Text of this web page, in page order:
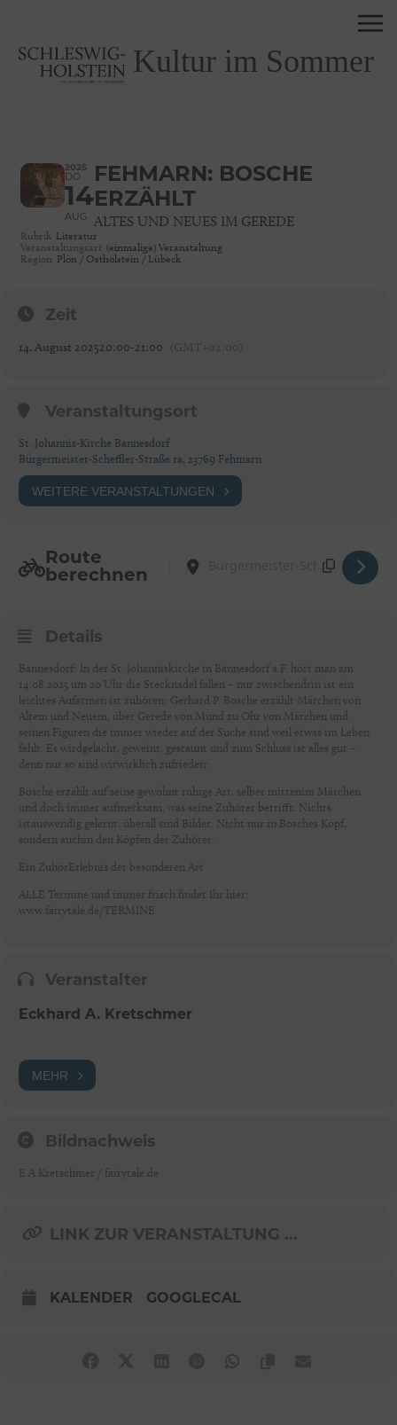
Kultur im Sommer
2025
DO
14
AUG
FEHMARN: BOSCHE
ERZÄHLT
ALTES UND NEUES IM GEREDE
Rubrik Literatur
Veranstaltungsart (einmalige) Veranstaltung
Region Plön / Ostholstein / Lübeck
Zeit
14. August 202520:00-21:00
Veranstaltungsort
St. Johannis-Kirche Bannesdorf
Bürgermeister-Scheffler-Straße 1a, 23769 Fehmarn
WEITERE VERANSTALTUNGEN
Route
berechnen
Address - Fehmarn: Bosche erzählt
Destination Address - Fehmarn:
Details
Bannesdorf: In der St. Johanniskirche in Bannesdorf a.F. hört man am
14.08.2025 um 20 Uhr die Stecknadel fallen – nur zwischendrin ist ein
leichtes Aufatmen ist zuhören: Gerhard P. Bosche erzählt Märchen von
Altem und Neuem, über Gerede von Mund zu Ohr von Märchen und
seinen Figuren die immer wieder auf der Suche sind weil etwas im Leben
fehlt. Es wirdgelacht, geweint, gestaunt und zum Schluss ist alles gut –
denn nur so sind wirwirklich zufrieden:
Bosche erzählt auf seine gewohnt ruhige Art, selber mittenim Märchen
und doch immer aufmerksam, was seine Zuhörer betrifft. Nichts
istauswendig gelernt, überall sind Bilder. Nicht nur in Bosches Kopf,
sondern auchin den Köpfen der Zuhörer.
Ein ZuhörErlebnis der besonderen Art
ALLE Termine und immer frisch findet Ihr hier:
www.fairytale.de/TERMINE
Veranstalter
Eckhard A. Kretschmer
MEHR
Bildnachweis
E.A.Kretschmer / fairytale.de
LINK ZUR VERANSTALTUNG ...
KALENDER GOOGLECAL